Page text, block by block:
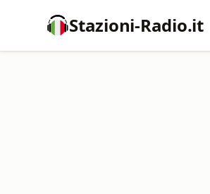
Stazioni-Radio.it